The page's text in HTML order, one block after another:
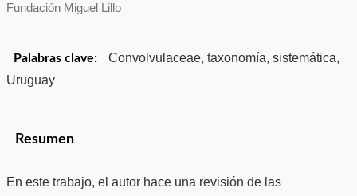
Fundación Miguel Lillo
Palabras clave:
Convolvulaceae, taxonomía, sistemática,
Uruguay
Resumen
En este trabajo, el autor hace una revisión de las